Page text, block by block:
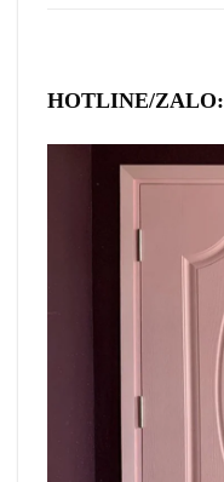
HOTLINE/ZALO: